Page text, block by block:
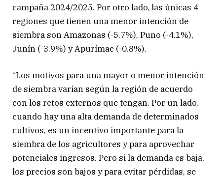
campaña 2024/2025. Por otro lado, las únicas 4
regiones que tienen una menor intención de
siembra son Amazonas (-5.7%), Puno (-4.1%),
Junín (-3.9%) y Apurímac (-0.8%).
“Los motivos para una mayor o menor intención
de siembra varían según la región de acuerdo
con los retos externos que tengan. Por un lado,
cuando hay una alta demanda de determinados
cultivos, es un incentivo importante para la
siembra de los agricultores y para aprovechar
potenciales ingresos. Pero si la demanda es baja,
los precios son bajos y para evitar pérdidas, se